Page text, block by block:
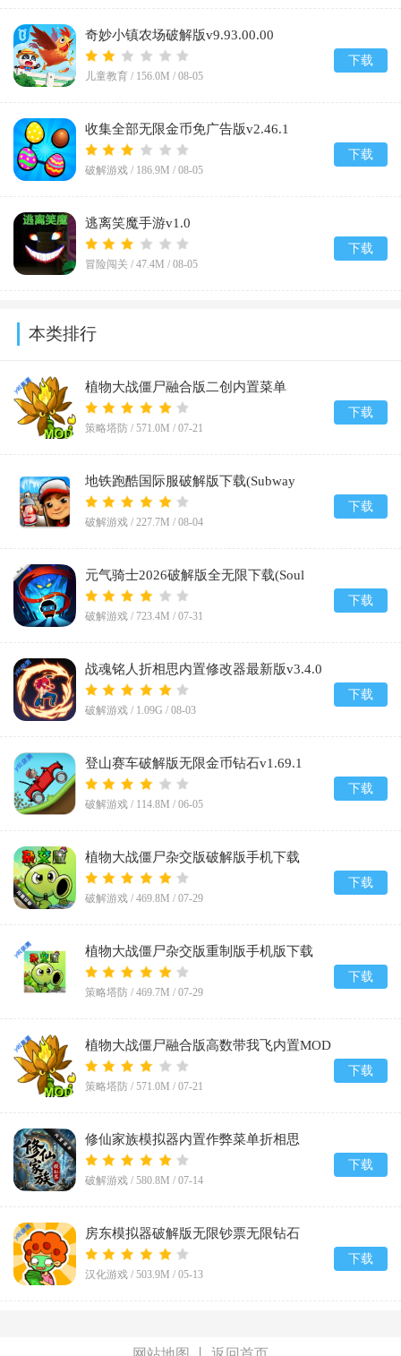
奇妙小镇农场破解版v9.93.00.00
儿童教育 / 156.0M / 08-05
下载
收集全部无限金币免广告版v2.46.1
破解游戏 / 186.9M / 08-05
下载
逃离笑魔手游v1.0
冒险闯关 / 47.4M / 08-05
下载
本类排行
植物大战僵尸融合版二创内置菜单
(PlantsVsZombiesRH-Mod)v3.8.1
策略塔防 / 571.0M / 07-21
下载
地铁跑酷国际服破解版下载(Subway
Surf)v3.67.0
破解游戏 / 227.7M / 08-04
下载
元气骑士2026破解版全无限下载(Soul
Knight)v8.4.0
破解游戏 / 723.4M / 07-31
下载
战魂铭人折相思内置修改器最新版v3.4.0
破解游戏 / 1.09G / 08-03
下载
登山赛车破解版无限金币钻石v1.69.1
破解游戏 / 114.8M / 06-05
下载
植物大战僵尸杂交版破解版手机下载
(Plants vs Zombies Super Hybrid)v0.25.5.0
破解游戏 / 469.8M / 07-29
下载
植物大战僵尸杂交版重制版手机版下载
v0.25.5
策略塔防 / 469.7M / 07-29
下载
植物大战僵尸融合版高数带我飞内置MOD
菜单(PlantsVsZombiesRH-Mod)v3.8.1
策略塔防 / 571.0M / 07-21
下载
修仙家族模拟器内置作弊菜单折相思
v10.1.6
破解游戏 / 580.8M / 07-14
下载
房东模拟器破解版无限钞票无限钻石
v1.87.5.2
汉化游戏 / 503.9M / 05-13
下载